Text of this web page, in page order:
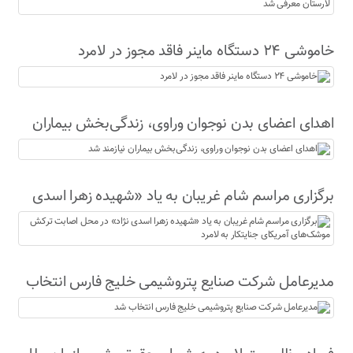
خاموشی ۲۴ دستگاه ماینر فاقد مجوز در لامرد
اهدای اعضای بدن نوجوان وراوی، زندگی‌بخش بیماران
نیازمند شد
برگزاری مراسم شام غریبان به یاد «شهیده زهرا اسدی
نژاد» در محل اصابت ترکش موشک‌های آمریکای
جنایتکار به لامرد
مدیرعامل شرکت صنایع پتروشیمی خلیج فارس انتخاب
شد